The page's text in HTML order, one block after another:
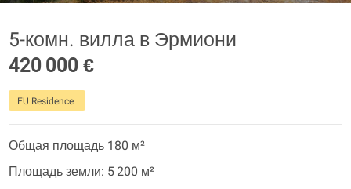
5-комн. вилла в Эрмиони
420 000 €
EU Residence
Общая площадь 180 м²
Площадь земли: 5 200 м²